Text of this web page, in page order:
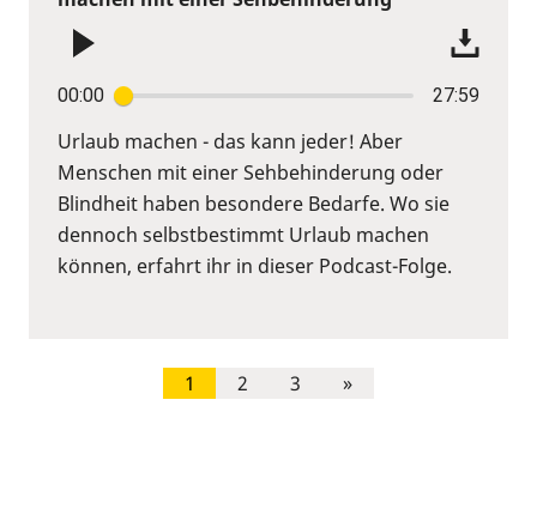
00:00 27:59
Urlaub machen - das kann jeder! Aber
Menschen mit einer Sehbehinderung oder
Blindheit haben besondere Bedarfe. Wo sie
dennoch selbstbestimmt Urlaub machen
können, erfahrt ihr in dieser Podcast-Folge.
1 2 3 »